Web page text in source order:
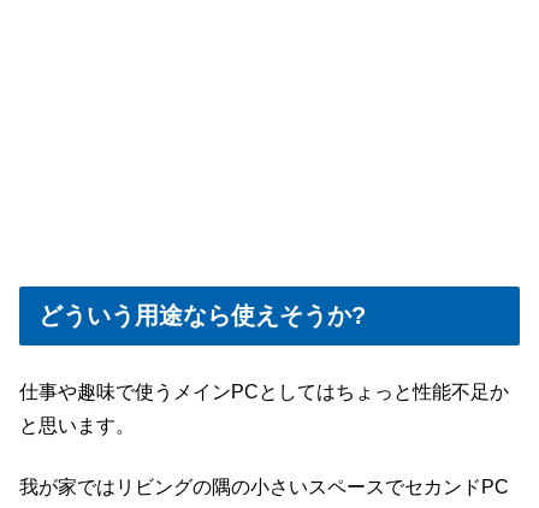
どういう用途なら使えそうか?
仕事や趣味で使うメインPCとしてはちょっと性能不足か
と思います。
我が家ではリビングの隅の小さいスペースでセカンドPC